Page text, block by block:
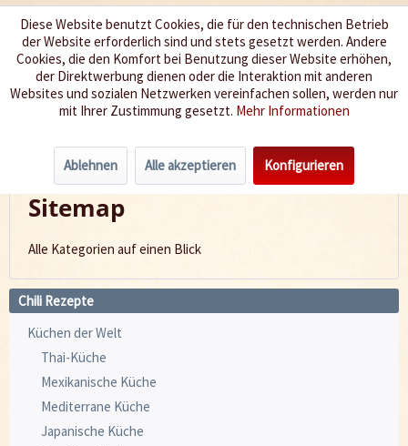
Wir würzen Ihr Leben
Menü
Sitemap
Sitemap
Alle Kategorien auf einen Blick
Chili Rezepte
Küchen der Welt
Thai-Küche
Mexikanische Küche
Mediterrane Küche
Japanische Küche
Diese Website benutzt Cookies, die für den technischen Betrieb
der Website erforderlich sind und stets gesetzt werden. Andere
Cookies, die den Komfort bei Benutzung dieser Website erhöhen,
der Direktwerbung dienen oder die Interaktion mit anderen
Websites und sozialen Netzwerken vereinfachen sollen, werden nur
mit Ihrer Zustimmung gesetzt. Mehr Informationen
Ablehnen Alle akzeptieren Konfigurieren